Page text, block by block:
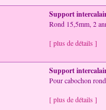
Support
Rond 15,5mm, 2
[ plus de détails ]
Support
Pour cabochon
[ plus de détails ]